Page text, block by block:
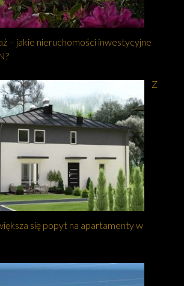
– jakie nieruchomości inwestycyjne
Z
się popyt na apartamenty w